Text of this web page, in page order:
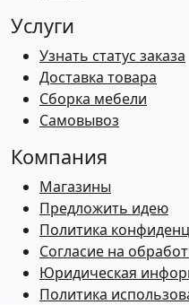
Услуги
Узнать статус заказа
Доставка товара
Сборка мебели
Самовывоз
Компания
Магазины
Предложить идею
Политика
Согласие на
Юридическая
Политика